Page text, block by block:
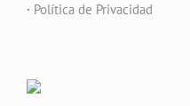
· Política de Privacidad